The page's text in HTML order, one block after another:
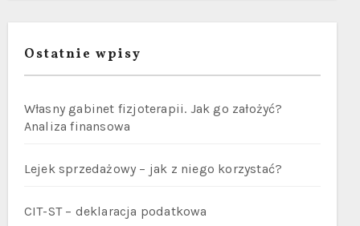
Ostatnie wpisy
Własny gabinet fizjoterapii. Jak go założyć?
Analiza finansowa
Lejek sprzedażowy – jak z niego korzystać?
CIT-ST – deklaracja podatkowa